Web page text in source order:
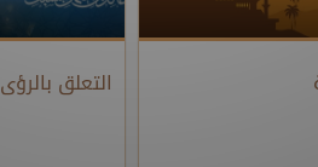
التعلق بالرؤى